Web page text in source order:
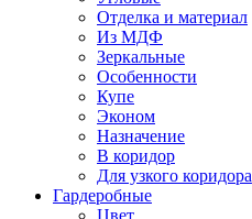
Отделка и материал
Из МДФ
Зеркальные
Особенности
Купе
Эконом
Назначение
В коридор
Для узкого коридора
Гардеробные
Цвет